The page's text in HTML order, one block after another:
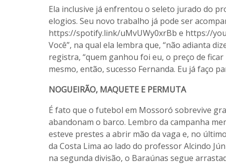
Ela inclusive já enfrentou o seleto jurado do
elogios. Seu novo trabalho já pode ser
https://spotify.link/uMvUWy0xrBb e https://
Você”, na qual ela lembra que, “não adianta
registra, “quem ganhou foi eu, o preço de
mesmo, então, sucesso Fernanda. Eu já faço
NOGUEIRÃO, MAQUETE E PERMUTA
É fato que o futebol em Mossoró sobrevive
abandonam o barco. Lembro da campanha
esteve prestes a abrir mão da vaga e, no
da Costa Lima ao lado do professor Alcindo
na segunda divisão, o Baraúnas segue